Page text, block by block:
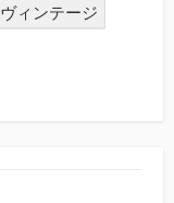
ヴィンテージ